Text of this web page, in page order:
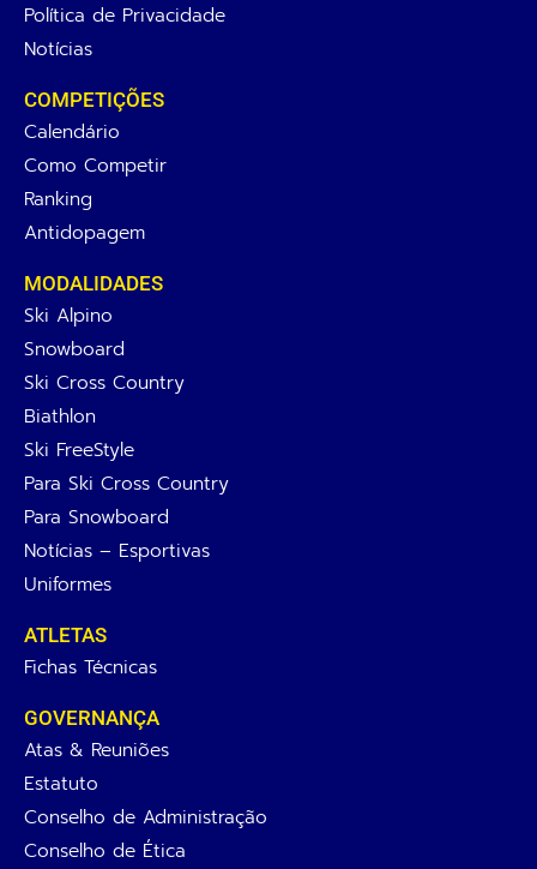
Política de Privacidade
Notícias
COMPETIÇÕES
Calendário
Como Competir
Ranking
Antidopagem
MODALIDADES
Ski Alpino
Snowboard
Ski Cross Country
Biathlon
Ski FreeStyle
Para Ski Cross Country
Para Snowboard
Notícias – Esportivas
Uniformes
ATLETAS
Fichas Técnicas
GOVERNANÇA
Atas & Reuniões
Estatuto
Conselho de Administração
Conselho de Ética